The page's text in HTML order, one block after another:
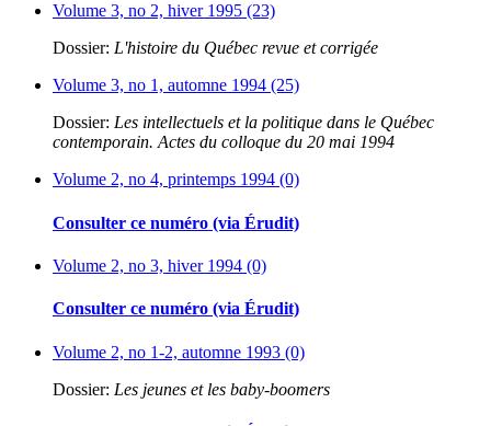
Volume 3, no 2, hiver 1995 (23)
Dossier: L'histoire du Québec revue et corrigée
Volume 3, no 1, automne 1994 (25)
Dossier: Les intellectuels et la politique dans le Québec
contemporain. Actes du colloque du 20 mai 1994
Volume 2, no 4, printemps 1994 (0)
Consulter ce numéro (via Érudit)
Volume 2, no 3, hiver 1994 (0)
Consulter ce numéro (via Érudit)
Volume 2, no 1-2, automne 1993 (0)
Dossier: Les jeunes et les baby-boomers